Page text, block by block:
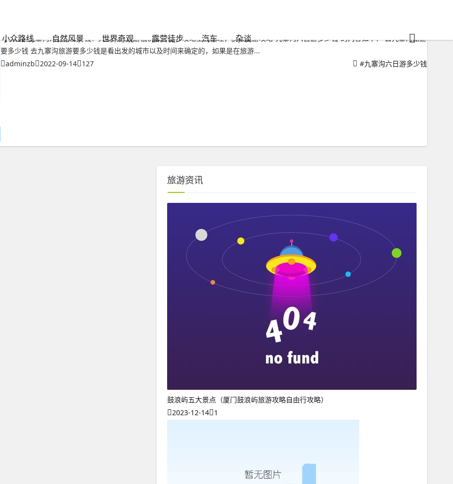
小众路线 自然风景 世界奇观 露营徒步 汽车 杂谈
【引言】九寨沟六日游多少钱？九寨沟六日游低价旅行团？攻略全面整理，获取旅游攻略“九寨沟六日游多少钱”的内容如下： 去九寨沟旅游
要多少钱 去九寨沟旅游要多少钱是看出发的城市以及时间来确定的，如果是在旅游...
adminzb 2022-09-14 127 #九寨沟六日游多少钱
旅游资讯
鼓浪屿五大景点（厦门鼓浪屿旅游攻略自由行攻略）
2023-12-14 1